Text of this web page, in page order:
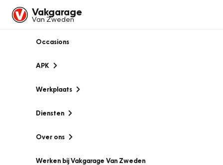
Vakgarage
Van Zweden
Occasions
APK
Werkplaats
Diensten
Over ons
Werken bij Vakgarage Van Zweden